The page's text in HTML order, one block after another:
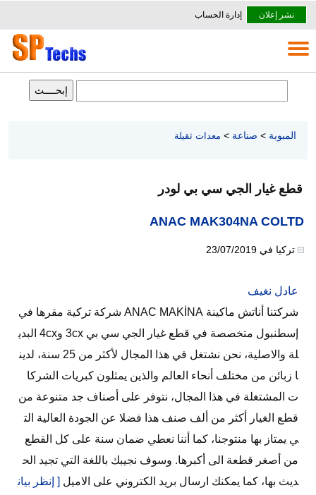
نشر إعلان إدارة الحساب
المبوبة > صناعة > معدات ثقيلة
قطع غيار الجي سي بي لودر
ANAC MAK304NA COLTD
تركيا في 23/07/2019
عادل نغيف
شركتنا أناتش ماكينة ANAC MAKİNA شركة تركية مقرها في
إسطنبول متخصصة في قطع غيار الجي سي بي 3cx و4cx البدي
لة والاصلية، نحن نشتغل في هذا المجال لأكثر من 25 سنة، لدين
ا زبائن من مختلف أنحاء العالم والذين يمثلون كبريات الشركا
ت المشتغلة في هذا المجال، نتوفر على أصناف جد متنوعة من
قطع الغيار أكثر من ألف صنف هذا فضلا عن الجودة العالية الت
ي يمتاز بها منتوجنا، كما أننا نعطي ضمان سنة على كل القطع
من أصغر قطعة الى أكبرها. وسوف نجيبك باللغة التي تجيد الح
ديث بها، كما يمكنك ارسال بريد الكتروني على الاميل [ إنظر بيان